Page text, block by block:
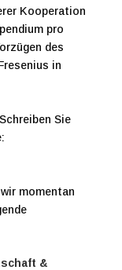
Kooperation
pro
des
in
Sie
momentan
&